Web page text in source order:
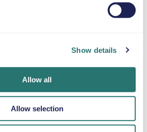
Show details
Allow all
Allow selection